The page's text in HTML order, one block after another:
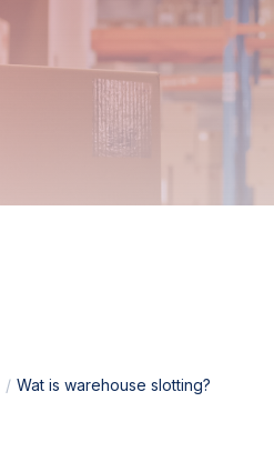
Wat is warehouse slotting?